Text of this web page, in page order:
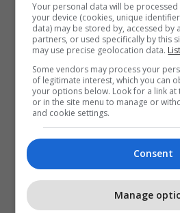
Promo
Your personal data will be
your device (cookies, unique
data) may be stored by, accessed by
partners, or used specifically by this
may use precise geolocation data.
Some vendors may process your
of legitimate interest, which you can
your options below. Look for a link
or in the site menu to manage or
and cookie settings.
Consent
Manage